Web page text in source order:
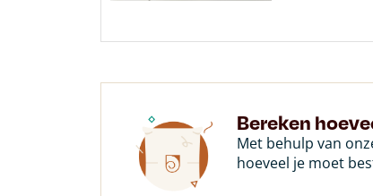
Bereken
Met behulp van
hoeveel je moet